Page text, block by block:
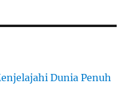
Dunia Penuh